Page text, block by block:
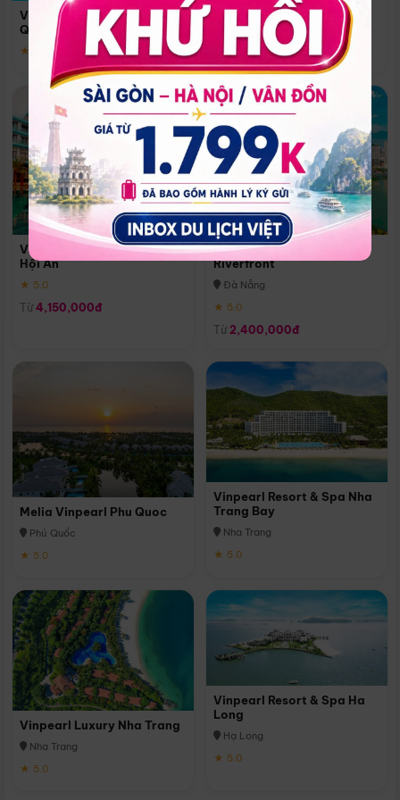
Vinpearl Resort & Spa Phu
Quoc
★ 5.0
Quoc
Phú Quốc
★ 5.0
Vinpearl Resort & Golf Nam
Hội An
★ 5.0
Từ 4,150,000đ
Melia Vinpearl Danang
Riverfront
Đà Nẵng
★ 5.0
Từ 2,400,000đ
Melia Vinpearl Phu Quoc
Phú Quốc
★ 5.0
Vinpearl Resort & Spa Nha
Trang Bay
Nha Trang
★ 5.0
Vinpearl Luxury Nha Trang
Nha Trang
★ 5.0
Vinpearl Resort & Spa Ha
Long
Hạ Long
★ 5.0